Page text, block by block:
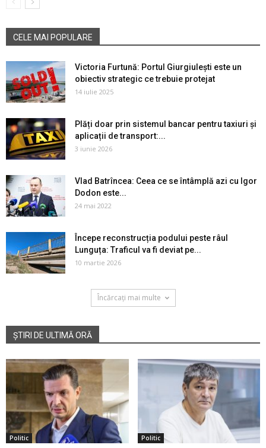
CELE MAI POPULARE
Victoria Furtună: Portul Giurgiulești este un
obiectiv strategic ce trebuie protejat
14 iulie 2025
Plăți doar prin sistemul bancar pentru taxiuri și
aplicații de transport:...
3 iunie 2026
Vlad Batrîncea: Ceea ce se întâmplă azi cu Igor
Dodon este...
24 mai 2022
Începe reconstrucția podului peste râul
Lunguța: Traficul va fi deviat pe...
10 martie 2026
Încărcați mai multe
ȘTIRI DE ULTIMĂ ORĂ
Politic Politic